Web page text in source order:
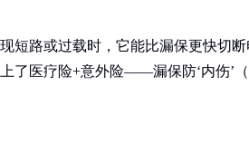
短路或过载时，它能比漏保更快切
了医疗险+意外险——漏保防‘内伤’